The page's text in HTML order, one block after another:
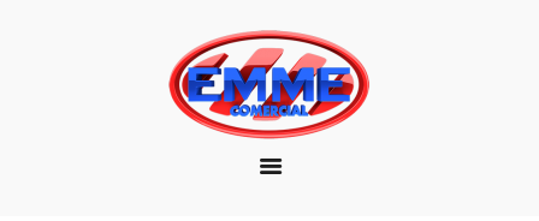
EMPRESA
MARCAS
PRODUTOS